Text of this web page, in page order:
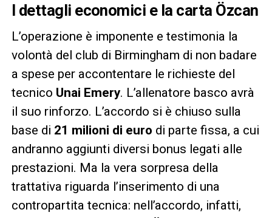
I dettagli economici e la carta Özcan
L’operazione è imponente e testimonia la
volontà del club di Birmingham di non badare
a spese per accontentare le richieste del
tecnico Unai Emery. L’allenatore basco avrà
il suo rinforzo. L’accordo si è chiuso sulla
base di 21 milioni di euro di parte fissa, a cui
andranno aggiunti diversi bonus legati alle
prestazioni. Ma la vera sorpresa della
trattativa riguarda l’inserimento di una
contropartita tecnica: nell’accordo, infatti,